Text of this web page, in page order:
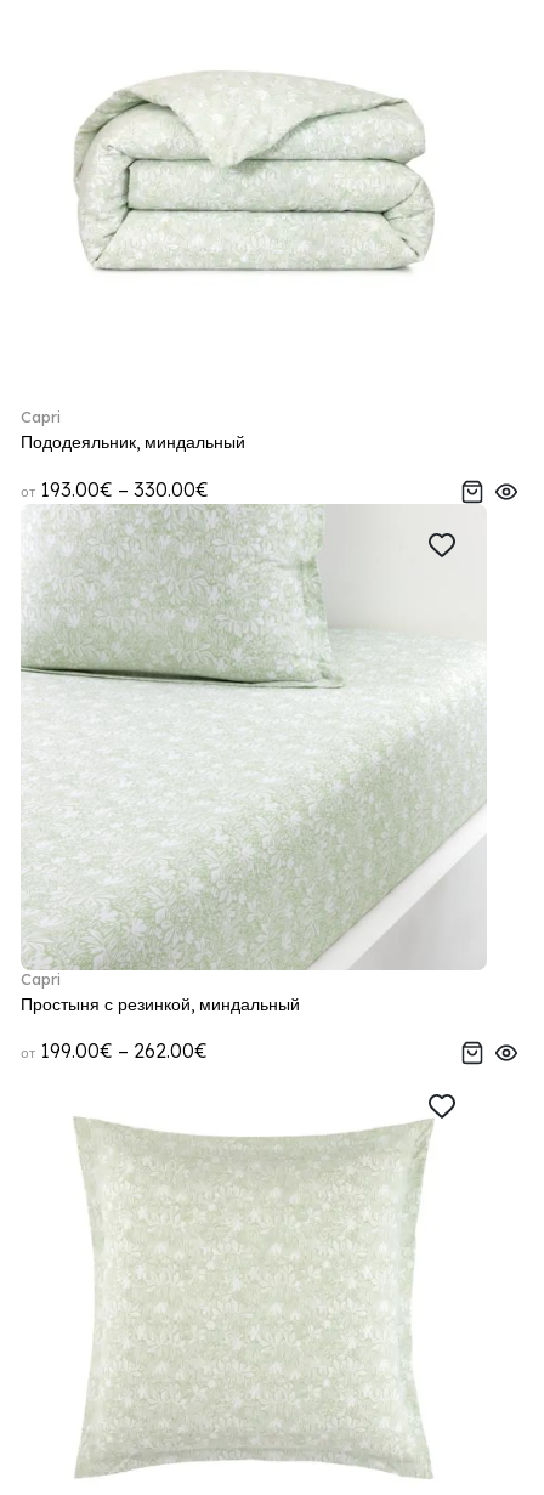
Capri
Пододеяльник, миндальный
от 193.00€ – 330.00€
Capri
Простыня с резинкой, миндальный
от 199.00€ – 262.00€